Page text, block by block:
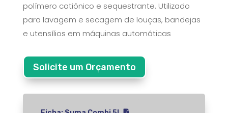
polímero catiônico e sequestrante. Utilizado
para lavagem e secagem de louças, bandejas
e utensílios em máquinas automáticas
Solicite um Orçamento